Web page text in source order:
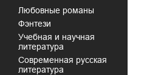
любовные романы
фэнтези
учебная и научная
литература
современная русская
литература